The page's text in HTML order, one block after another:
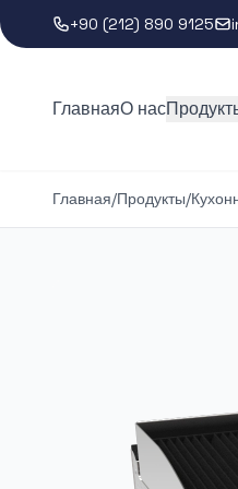
+90 (212) 890 9125
ГлавнаяО нас
Главная/Продукты/